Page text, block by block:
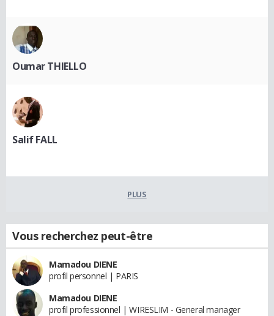
Oumar THIELLO
Salif FALL
PLUS
Vous recherchez peut-être
Mamadou DIENE
profil personnel | PARIS
Mamadou DIENE
profil professionnel | WIRESLIM - General manager